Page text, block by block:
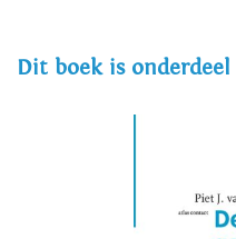
Dit boek is